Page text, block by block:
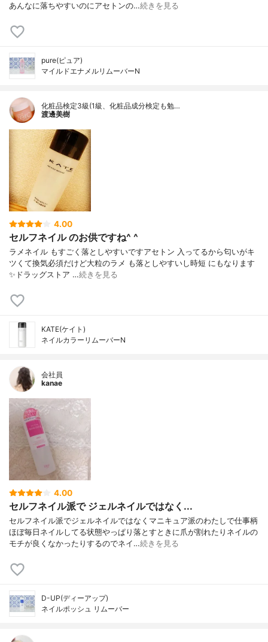
あんなに落ちやすいのにアセトンの…続きを見る
pure(ピュア)
マイルドエナメルリムーバーN
化粧品検定3級(1級、化粧品成分検定も勉…
渡邊美樹
4.00
セルフネイル のお供ですね^ ^
ラメネイル もすごく落としやすいですアセトン 入ってるから匂いがキ
ツくて換気必須だけど大粒のラメ も落としやすいし時短 にもなります
✨ドラッグストア …続きを見る
KATE(ケイト)
ネイルカラーリムーバーN
会社員
kanae
4.00
セルフネイル派で ジェルネイルではなく...
セルフネイル派でジェルネイルではなくマニキュア派のわたしで仕事柄
ほぼ毎日ネイルしてる状態やっぱり落とすときに爪が割れたりネイルの
モチが良くなかったりするのでネイ…続きを見る
D-UP(ディーアップ)
ネイルポッシュ リムーバー